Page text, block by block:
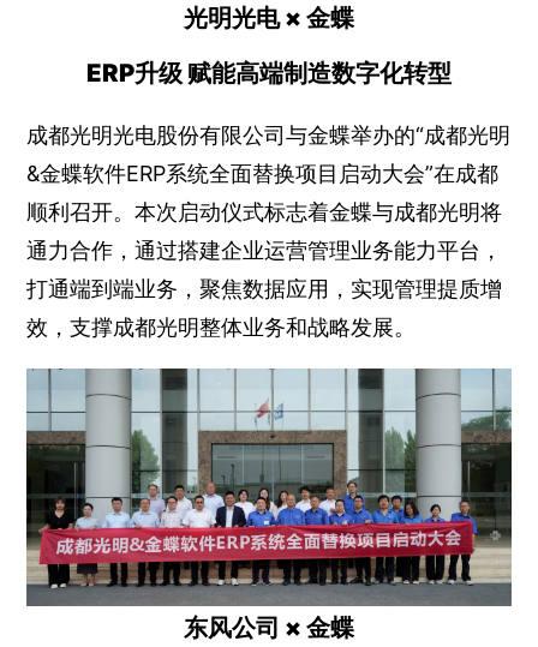
光明光电 × 金蝶
ERP升级 赋能高端制造数字化转型
成都光明光电股份有限公司与金蝶举办的“成都光明
&金蝶软件ERP系统全面替换项目启动大会”在成都
顺利召开。本次启动仪式标志着金蝶与成都光明将
通力合作，通过搭建企业运营管理业务能力平台，
打通端到端业务，聚焦数据应用，实现管理提质增
效，支撑成都光明整体业务和战略发展。
东风公司 × 金蝶